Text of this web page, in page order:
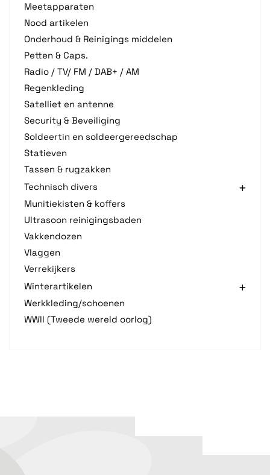
Meetapparaten
Nood artikelen
Onderhoud & Reinigings middelen
Petten & Caps.
Radio / TV/ FM / DAB+ / AM
Regenkleding
Satelliet en antenne
Security & Beveiliging
Soldeertin en soldeergereedschap
Statieven
Tassen & rugzakken
Technisch divers
Munitiekisten & koffers
Ultrasoon reinigingsbaden
Vakkendozen
Vlaggen
Verrekijkers
Winterartikelen
Werkkleding/schoenen
WWII (Tweede wereld oorlog)